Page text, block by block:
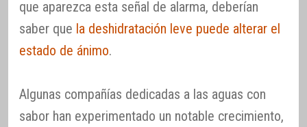
que aparezca esta señal de alarma, deberían
saber que la deshidratación leve puede alterar el
estado de ánimo.
Algunas compañías dedicadas a las aguas con
sabor han experimentado un notable crecimiento,